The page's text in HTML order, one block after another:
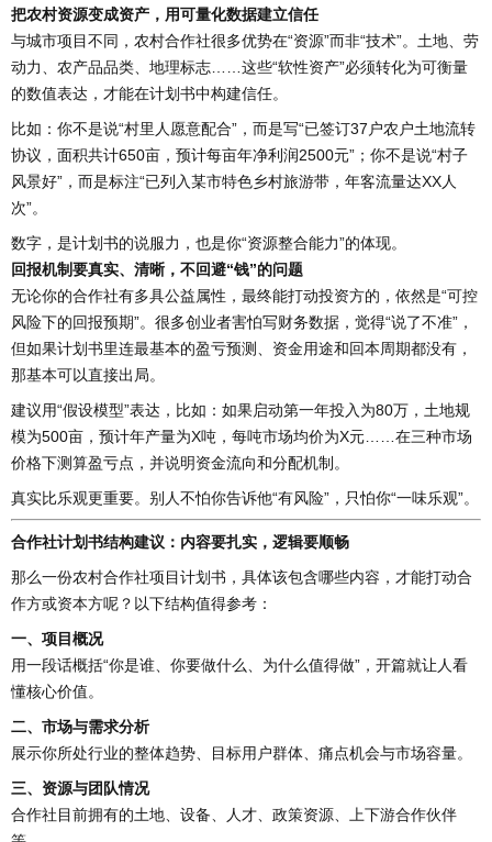
把农村资源变成资产，用可量化数据建立信任
与城市项目不同，农村合作社很多优势在“资源”而非“技术”。土地、劳
动力、农产品品类、地理标志……这些“软性资产”必须转化为可衡量
的数值表达，才能在计划书中构建信任。
比如：你不是说“村里人愿意配合”，而是写“已签订37户农户土地流转
协议，面积共计650亩，预计每亩年净利润2500元”；你不是说“村子
风景好”，而是标注“已列入某市特色乡村旅游带，年客流量达XX人
次”。
数字，是计划书的说服力，也是你“资源整合能力”的体现。
回报机制要真实、清晰，不回避“钱”的问题
无论你的合作社有多具公益属性，最终能打动投资方的，依然是“可控
风险下的回报预期”。很多创业者害怕写财务数据，觉得“说了不准”，
但如果计划书里连最基本的盈亏预测、资金用途和回本周期都没有，
那基本可以直接出局。
建议用“假设模型”表达，比如：如果启动第一年投入为80万，土地规
模为500亩，预计年产量为X吨，每吨市场均价为X元……在三种市场
价格下测算盈亏点，并说明资金流向和分配机制。
真实比乐观更重要。别人不怕你告诉他“有风险”，只怕你“一味乐观”。
合作社计划书结构建议：内容要扎实，逻辑要顺畅
那么一份农村合作社项目计划书，具体该包含哪些内容，才能打动合
作方或资本方呢？以下结构值得参考：
一、项目概况
用一段话概括“你是谁、你要做什么、为什么值得做”，开篇就让人看
懂核心价值。
二、市场与需求分析
展示你所处行业的整体趋势、目标用户群体、痛点机会与市场容量。
三、资源与团队情况
合作社目前拥有的土地、设备、人才、政策资源、上下游合作伙伴